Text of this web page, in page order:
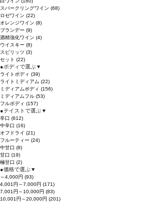
スパークリングワイン (68)
ロゼワイン (22)
オレンジワイン (8)
ブランデー (9)
酒精強化ワイン (4)
ウイスキー (8)
スピリッツ (3)
セット (22)
●ボディで選ぶ▼
ライトボディ (39)
ライトミディアム (22)
ミディアムボディ (156)
ミディアムフル (53)
フルボディ (157)
●テイストで選ぶ▼
辛口 (612)
中辛口 (16)
オフドライ (21)
フルーティー (24)
中甘口 (8)
甘口 (19)
極甘口 (2)
●価格で選ぶ▼
～4,000円 (93)
4,001円～7,000円 (171)
7,001円～10,000円 (83)
10,001円～20,000円 (201)